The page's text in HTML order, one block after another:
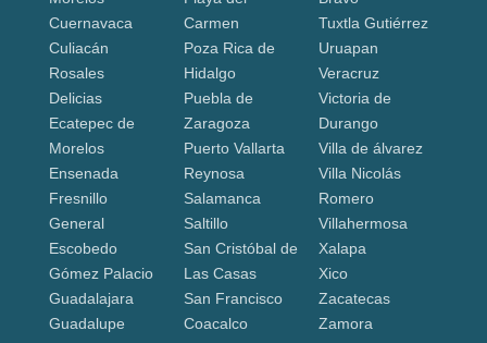
Cuernavaca
Culiacán
Rosales
Delicias
Ecatepec de
Morelos
Ensenada
Fresnillo
General
Escobedo
Gómez Palacio
Guadalajara
Guadalupe
Carmen
Poza Rica de
Hidalgo
Puebla de
Zaragoza
Puerto Vallarta
Reynosa
Salamanca
Saltillo
San Cristóbal de
Las Casas
San Francisco
Coacalco
Tuxtla Gutiérrez
Uruapan
Veracruz
Victoria de
Durango
Villa de álvarez
Villa Nicolás
Romero
Villahermosa
Xalapa
Xico
Zacatecas
Zamora